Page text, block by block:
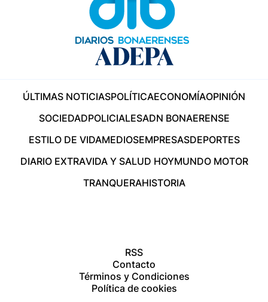
ÚLTIMAS NOTICIASPOLÍTICAECONOMÍAOPINIÓN
SOCIEDADPOLICIALESADN BONAERENSE
ESTILO DE VIDAMEDIOSEMPRESASDEPORTES
DIARIO EXTRAVIDA Y SALUD HOYMUNDO MOTOR
TRANQUERAHISTORIA
RSS
Contacto
Términos y Condiciones
Política de cookies